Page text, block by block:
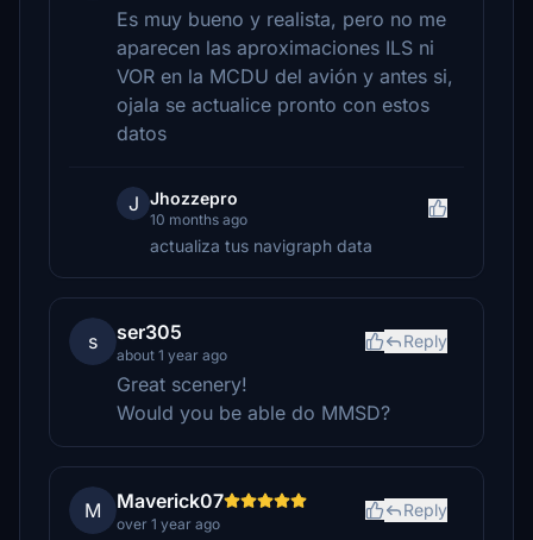
Es muy bueno y realista, pero no me
aparecen las aproximaciones ILS ni
VOR en la MCDU del avión y antes si,
ojala se actualice pronto con estos
datos
J Jhozzepro
10 months ago
actualiza tus navigraph data
s ser305
about 1 year ago
Reply
Great scenery!
Would you be able do MMSD?
M Maverick07
over 1 year ago
Reply